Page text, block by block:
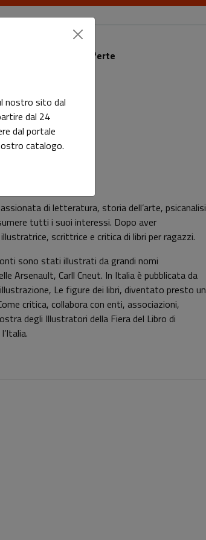
Le offerte
di letteratura, storia dell’arte, psicanalisi
tutti i suoi interessi. Dopo aver
scrittrice e critica di libri per ragazzi.
sono stati illustrati da grandi nomi
Arsenault, Carll Cneut. In Italia è pubblicata da
Le figure dei libri, diventato presto un
critica, collabora con enti, associazioni,
degli Illustratori della Fiera del Libro di
nostro sito dal
dal 24
dal portale
catalogo.